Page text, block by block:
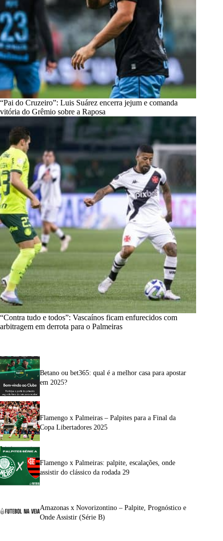
“Pai do Cruzeiro”: Luis Suárez encerra jejum e comanda
vitória do Grêmio sobre a Raposa
“Contra tudo e todos”: Vascaínos ficam enfurecidos com
arbitragem em derrota para o Palmeiras
Betano ou bet365: qual é a melhor casa para apostar
em 2025?
Flamengo x Palmeiras – Palpites para a Final da
Copa Libertadores 2025
Flamengo x Palmeiras: palpite, escalações, onde
assistir do clássico da rodada 29
Amazonas x Novorizontino – Palpite, Prognóstico e
Onde Assistir (Série B)